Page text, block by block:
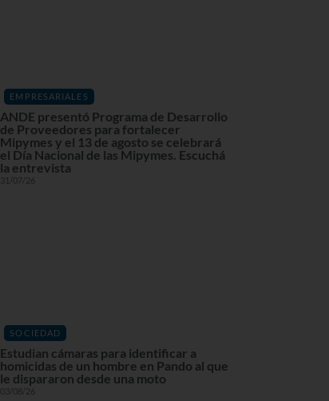
EMPRESARIALES
ANDE presentó Programa de Desarrollo
de Proveedores para fortalecer
Mipymes y el 13 de agosto se celebrará
el Día Nacional de las Mipymes. Escuchá
la entrevista
31/07/26
SOCIEDAD
Estudian cámaras para identificar a
homicidas de un hombre en Pando al que
le dispararon desde una moto
03/08/26